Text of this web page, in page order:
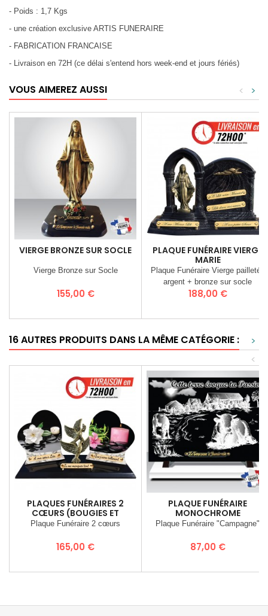
- Poids : 1,7 Kgs
- une création exclusive ARTIS FUNERAIRE
- FABRICATION FRANCAISE
- Livraison en 72H (ce délai s'entend hors week-end et jours fériés)
VOUS AIMEREZ AUSSI >
<
VIERGE BRONZE SUR SOCLE
Vierge Bronze sur Socle
Prix
155,00 €
PLAQUE FUNÉRAIRE VIERGE
MARIE
Plaque Funéraire Vierge pailletée
argent + bronze sur socle
Prix
188,00 €
16 AUTRES PRODUITS DANS LA MÊME CATÉGORIE :
>
<
PLAQUES FUNÉRAIRES 2
CŒURS (BOUGIES ET
FLEURS)
Plaque Funéraire 2 cœurs
Prix
165,00 €
PLAQUE FUNÉRAIRE
MONOCHROME
"CAMPAGNE"
Plaque Funéraire "Campagne"
Prix
87,00 €